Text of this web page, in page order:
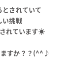
とされていて
い挑戦
れています☀
ますか？？(^^♪